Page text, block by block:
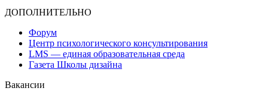
ДОПОЛНИТЕЛЬНО
Форум
Центр психологического консультирования
LMS — единая образовательная среда
Газета Школы дизайна
Вакансии